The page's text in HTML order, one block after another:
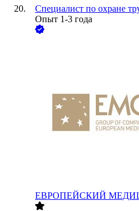
Специалист по охране
Опыт 1-3 года
ЕВРОПЕЙСКИЙ